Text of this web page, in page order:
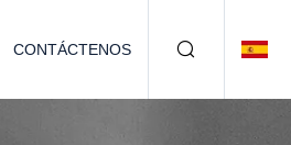
CONTÁCTENOS